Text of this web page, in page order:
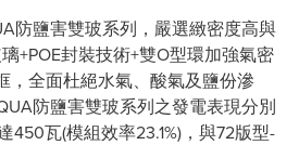
防鹽害雙玻系列，嚴選緻密度高與
+POE封裝技術+雙O型環加強氣密
，全面杜絕水氣、酸氣及鹽份滲
防鹽害雙玻系列之發電表現分別
450瓦(模組效率23.1%)，與72版型-